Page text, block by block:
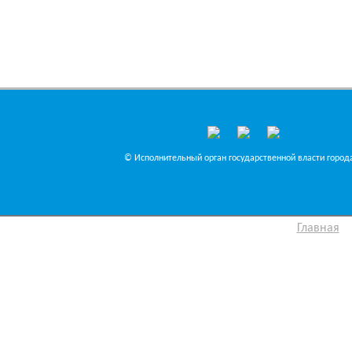
© Исполнительный орган государственной власти
Главная